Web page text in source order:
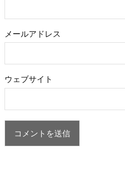
メールアドレス
ウェブサイト